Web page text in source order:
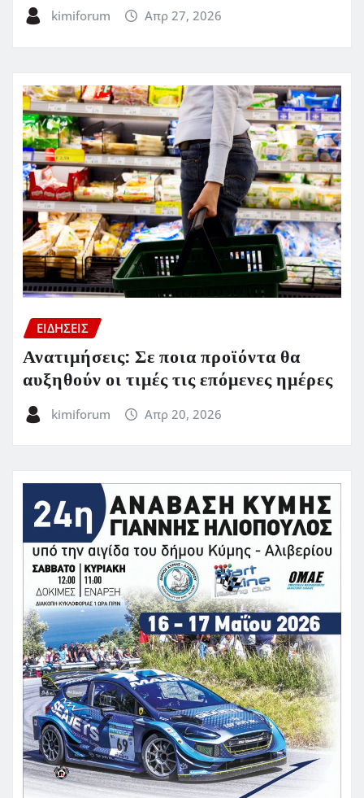
kimiforum Απρ 27, 2026
ΕΙΔΗΣΕΙΣ
Ανατιμήσεις: Σε ποια προϊόντα θα
αυξηθούν οι τιμές τις επόμενες ημέρες
kimiforum Απρ 20, 2026